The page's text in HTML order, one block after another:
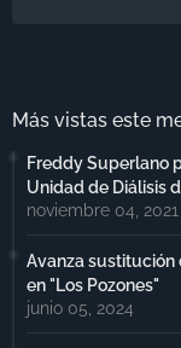
Más vistas este
Freddy Superlano
Unidad de Diálisis
noviembre 04, 2021
Avanza sustitución
en "Los Pozones"
junio 05, 2024